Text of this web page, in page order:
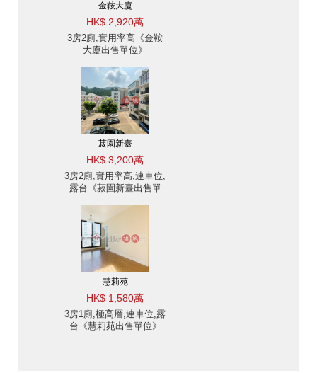
金鞍大廈
HK$ 2,920萬
3房2廁,實用率高《金鞍
大廈出售單位》
菽園新臺
HK$ 3,200萬
3房2廁,實用率高,連車位,
露台《菽園新臺出售單
慧莉苑
HK$ 1,580萬
3房1廁,極高層,連車位,露
台《慧莉苑出售單位》